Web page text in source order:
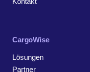
CargoWise
Lösungen
Partner